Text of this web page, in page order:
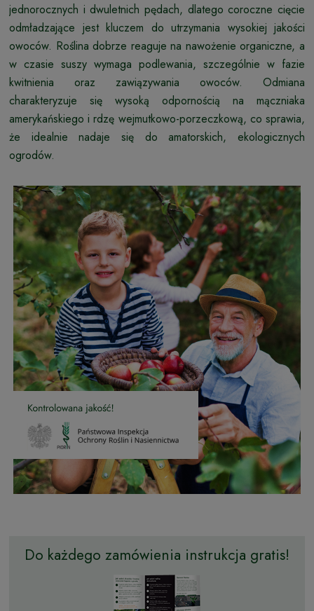
jednorocznych i dwuletnich pędach, dlatego coroczne cięcie
odmładzające jest kluczem do utrzymania wysokiej jakości
owoców. Roślina dobrze reaguje na nawożenie organiczne, a
w czasie suszy wymaga podlewania, szczególnie w fazie
kwitnienia oraz zawiązywania owoców. Odmiana
charakteryzuje się wysoką odpornością na mączniaka
amerykańskiego i rdzę wejmutkowo-porzeczkową, co sprawia,
że idealnie nadaje się do amatorskich, ekologicznych
ogrodów.
Do każdego zamówienia instrukcja gratis!